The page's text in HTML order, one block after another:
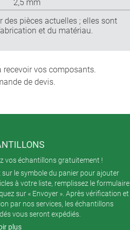
2,5 mm
des pièces actuelles ; elles sont
et du matériau.
recevoir vos composants.
de devis.
vos échantillons gratuitement !
sur le symbole du panier pour ajouter
à votre liste, remplissez le formulaire
sur « Envoyer ». Après vérification et
par nos services, les échantillons
vous seront expédiés.
plus